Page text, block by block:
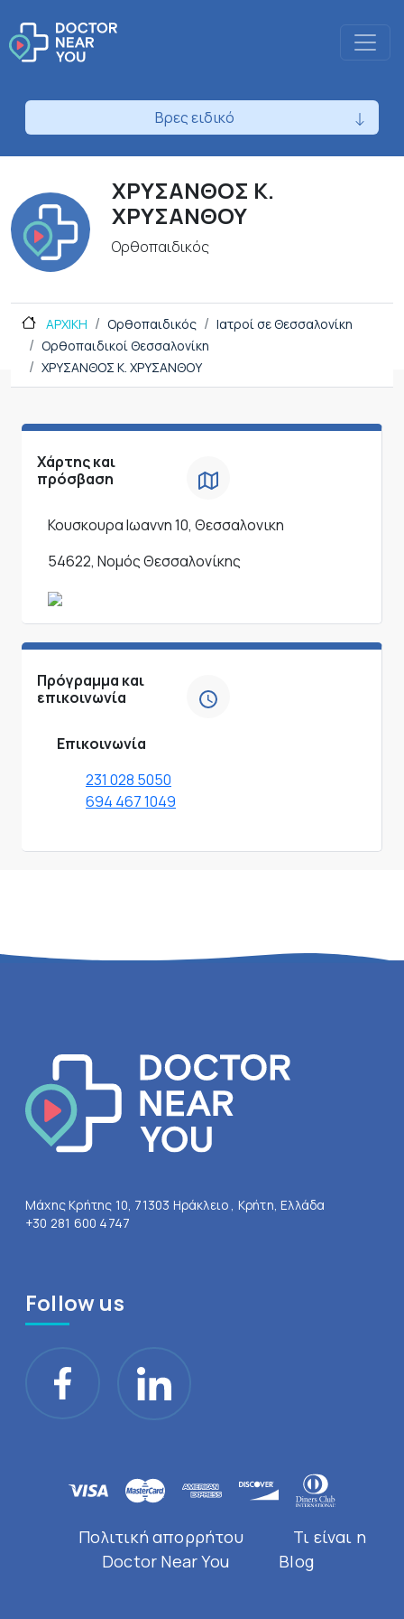
Βρες ειδικό
ΧΡΥΣΑΝΘΟΣ Κ.
ΧΡΥΣΑΝΘΟΥ
Ορθοπαιδικός
ΑΡΧΙΚΗ Ορθοπαιδικός
Ιατροί σε Θεσσαλονίκη
Ορθοπαιδικοί Θεσσαλονίκη
ΧΡΥΣΑΝΘΟΣ Κ. ΧΡΥΣΑΝΘΟΥ
Χάρτης και
πρόσβαση
Κουσκουρα Ιωαννη 10, Θεσσαλονικη
54622, Νομός Θεσσαλονίκης
Πρόγραμμα και
επικοινωνία
Επικοινωνία
231 028 5050
694 467 1049
Μάχης Κρήτης 10, 71303 Ηράκλειο , Κρήτη, Ελλάδα
+30 281 600 4747
Follow us
Πολιτική απορρήτου
Τι είναι η
Doctor Near You
Blog